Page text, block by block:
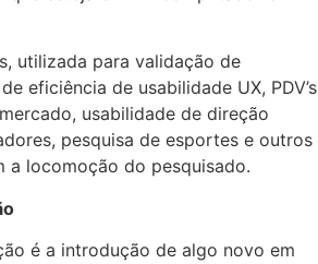
utilizada para validação de
eficiência de usabilidade UX, PDV’s
usabilidade de direção
pesquisa de esportes e outros
a locomoção do pesquisado.
é a introdução de algo novo em